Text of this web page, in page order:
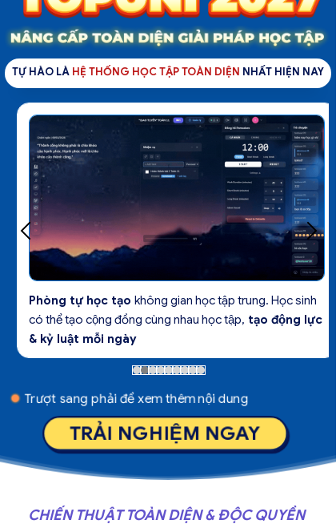
Trượt sang phải để xem thêm nội dung
TỰ HÀO LÀHỆ THỐNG HỌC TẬP TOÀN DIỆN NHẤT HIỆN NAY
TRẢI NGHIỆM NGAY
Phòng tự học tạokhông gian học tập trung. Học sinh
có thể tạo cộng đồng cùng nhau học tập,tạo động lực
& kỷ luật mỗi ngày
CHIẾN THUẬT TOÀN DIỆN & ĐỘC QUYỀN